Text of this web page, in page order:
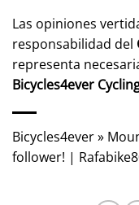
Las opiniones
responsabilidad del
representa
Bicycles4ever
Bicycles4ever»
follower! |